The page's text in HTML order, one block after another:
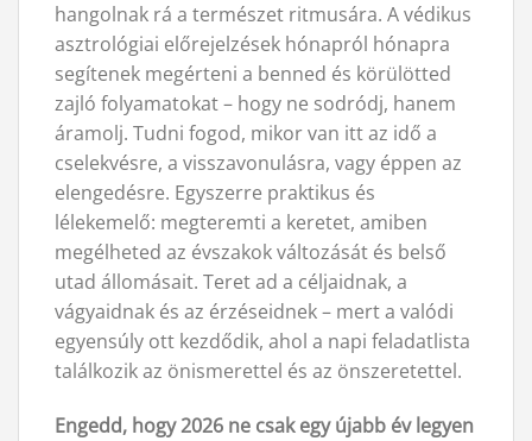
hangolnak rá a természet ritmusára. A védikus
asztrológiai előrejelzések hónapról hónapra
segítenek megérteni a benned és körülötted
zajló folyamatokat – hogy ne sodródj, hanem
áramolj. Tudni fogod, mikor van itt az idő a
cselekvésre, a visszavonulásra, vagy éppen az
elengedésre. Egyszerre praktikus és
lélekemelő: megteremti a keretet, amiben
megélheted az évszakok változását és belső
utad állomásait. Teret ad a céljaidnak, a
vágyaidnak és az érzéseidnek – mert a valódi
egyensúly ott kezdődik, ahol a napi feladatlista
találkozik az önismerettel és az önszeretettel.
Engedd, hogy 2026 ne csak egy újabb év legyen